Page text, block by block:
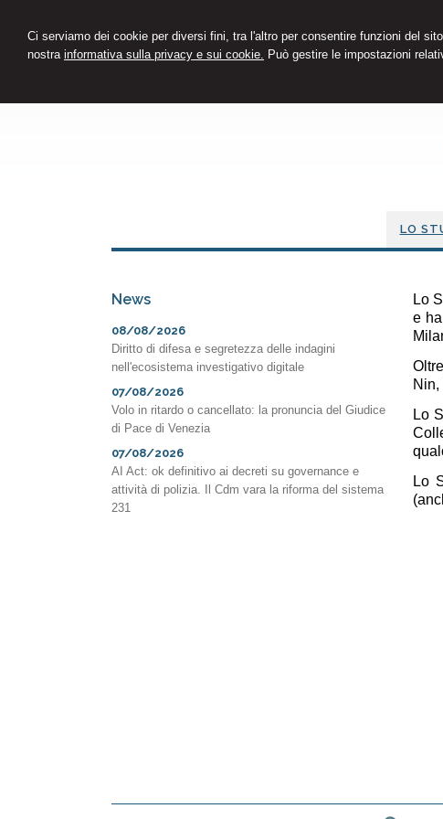
Ci serviamo dei cookie per diversi fini, tra l'altro per consentire funzioni del
nostra informativa sulla privacy e sui cookie. Può gestire le impostazioni
LO
Lo
e
Nin,
Lo
Lo
News
08/08/2026
Diritto di difesa e segretezza delle indagini
nell'ecosistema investigativo digitale
07/08/2026
Volo in ritardo o cancellato: la pronuncia del Giudice
di Pace di Venezia
07/08/2026
AI Act: ok definitivo ai decreti su governance e
attività di polizia. Il Cdm vara la riforma del sistema
231